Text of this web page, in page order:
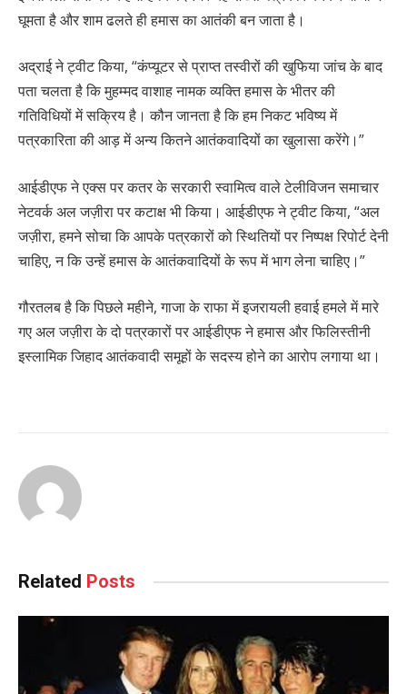
घूमता है और शाम ढलते ही हमास का आतंकी बन जाता है।
अद्राई ने ट्वीट किया, “कंप्यूटर से प्राप्त तस्वीरों की खुफिया जांच के बाद
पता चलता है कि मुहम्मद वाशाह नामक व्यक्ति हमास के भीतर की
गतिविधियों में सक्रिय है। कौन जानता है कि हम निकट भविष्य में
पत्रकारिता की आड़ में अन्य कितने आतंकवादियों का खुलासा करेंगे।”
आईडीएफ ने एक्स पर कतर के सरकारी स्वामित्व वाले टेलीविजन समाचार
नेटवर्क अल जज़ीरा पर कटाक्ष भी किया। आईडीएफ ने ट्वीट किया, “अल
जज़ीरा, हमने सोचा कि आपके पत्रकारों को स्थितियों पर निष्पक्ष रिपोर्ट देनी
चाहिए, न कि उन्हें हमास के आतंकवादियों के रूप में भाग लेना चाहिए।”
गौरतलब है कि पिछले महीने, गाजा के राफा में इजरायली हवाई हमले में मारे
गए अल जज़ीरा के दो पत्रकारों पर आईडीएफ ने हमास और फिलिस्तीनी
इस्लामिक जिहाद आतंकवादी समूहों के सदस्य होने का आरोप लगाया था।
Related Posts